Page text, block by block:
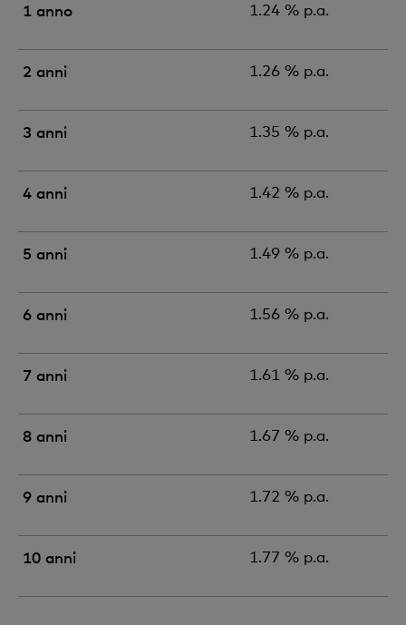
1 anno 1.24 % p.a.
2 anni 1.26 % p.a.
3 anni 1.35 % p.a.
4 anni 1.42 % p.a.
5 anni 1.49 % p.a.
6 anni 1.56 % p.a.
7 anni 1.61 % p.a.
8 anni 1.67 % p.a.
9 anni 1.72 % p.a.
10 anni 1.77 % p.a.